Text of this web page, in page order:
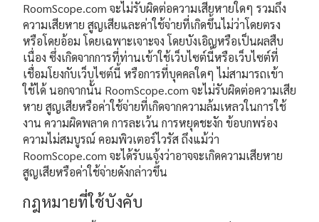
RoomScope.com จะไม่รับผิดต่อความเสียหายใดๆ รวมถึง
ความเสียหาย สูญเสียและค่าใช้จ่ายที่เกิดขึ้นไม่ว่าโดยตรง
หรือโดยอ้อม โดยเฉพาะเจาะจง โดยบังเอิญหรือเป็นผลสืบ
เนื่อง ซึ่งเกิดจากการที่ท่านเข้าใช้เว็บไซต์นี้หรือเว็บไซต์ที่
เชื่อมโยงกับเว็บไซต์นี้ หรือการที่บุคคลใดๆ ไม่สามารถเข้า
ใช้ได้ นอกจากนั้น RoomScope.com จะไม่รับผิดต่อความเสีย
หาย สูญเสียหรือค่าใช้จ่ายที่เกิดจากความล้มเหลวในการใช้
งาน ความผิดพลาด การละเว้น การหยุดชะงัก ข้อบกพร่อง
ความไม่สมบูรณ์ คอมพิวเตอร์ไวรัส ถึงแม้ว่า
RoomScope.com จะได้รับแจ้งว่าอาจจะเกิดความเสียหาย
สูญเสียหรือค่าใช้จ่ายดังกล่าวขึ้น
กฎหมายที่ใช้บังคับ